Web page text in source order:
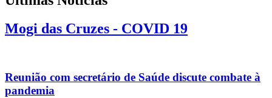
Mogi das Cruzes - COVID 19
Reunião com secretário de Saúde discute combate à
pandemia